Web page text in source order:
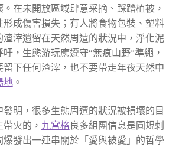
在未開放區域肆意采摘、踩踏植被，
形成傷害損失；有人將食物包裝、塑料
滓遺留在天然周遭的狀況中，淨化泥
，生態游玩應遵守“無痕山野”準繩，
留下任何渣滓，也不要帶走年夜天然中
地。
發明，很多生態周遭的狀況被損壞的目
火的， 九宮格良多組團信息是圓規刺
爆發出一連串關於「愛與被愛」的哲學